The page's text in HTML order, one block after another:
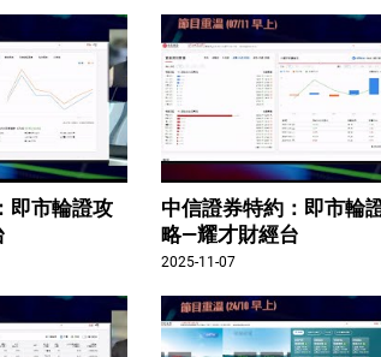
即市輪證攻
中信證券特約：即市輪
略—耀才財經台
2025-11-07